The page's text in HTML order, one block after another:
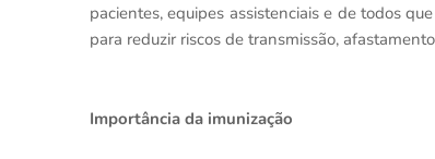
pacientes, equipes assistenciais e de todos
para reduzir riscos de transmissão,
Importância da imunização